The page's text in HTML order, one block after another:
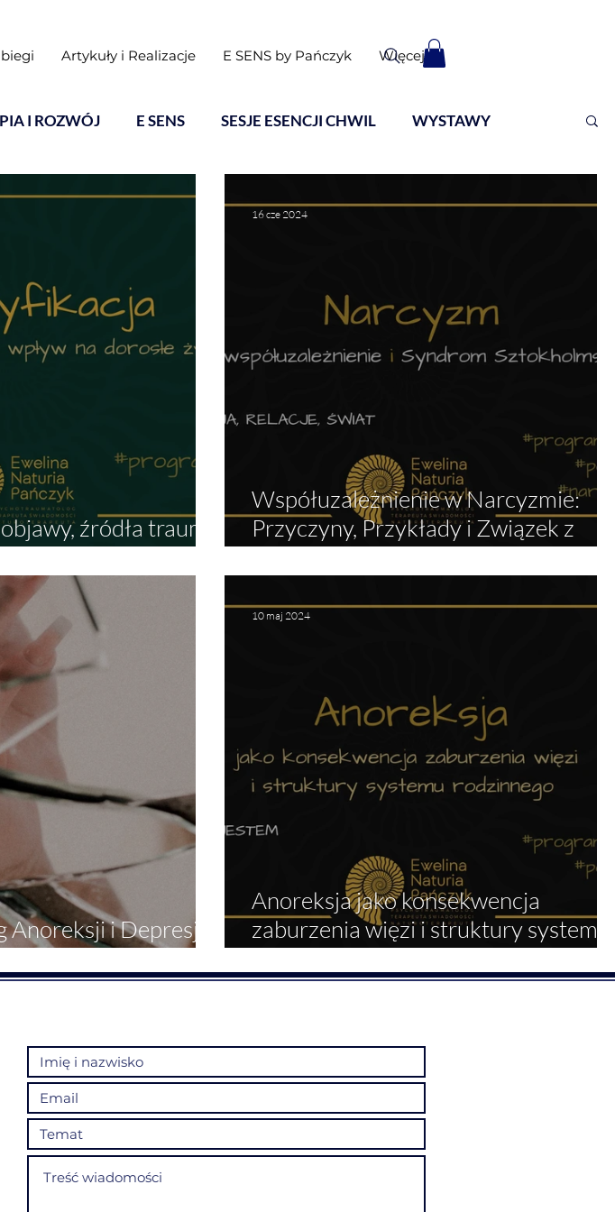
Artykuły i Realizacje E SENS by Pańczyk Więcej
I ROZWÓJ E SENS SESJE ESENCJI CHWIL WYSTAWY
źródła traum i
Współuzależnienie w Narcyzmie:
Przyczyny, Przykłady i Związek z
16 cze 2024
i Depresji -
Anoreksja jako konsekwencja
zaburzenia więzi i struktury systemu
10 maj 2024